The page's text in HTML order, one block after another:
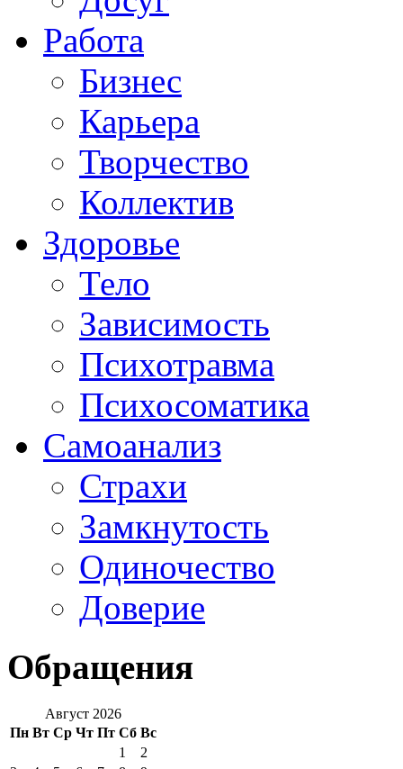
Работа
Бизнес
Карьера
Творчество
Коллектив
Здоровье
Тело
Зависимость
Психотравма
Психосоматика
Самоанализ
Страхи
Замкнутость
Одиночество
Доверие
Обращения
Август 2026
Пн Вт Ср Чт Пт Сб Вс
1
2